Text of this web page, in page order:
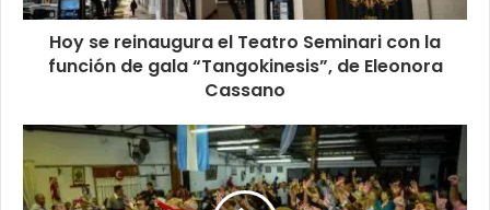
Hoy se reinaugura el Teatro Seminari con la
función de gala “Tangokinesis”, de Eleonora
Cassano